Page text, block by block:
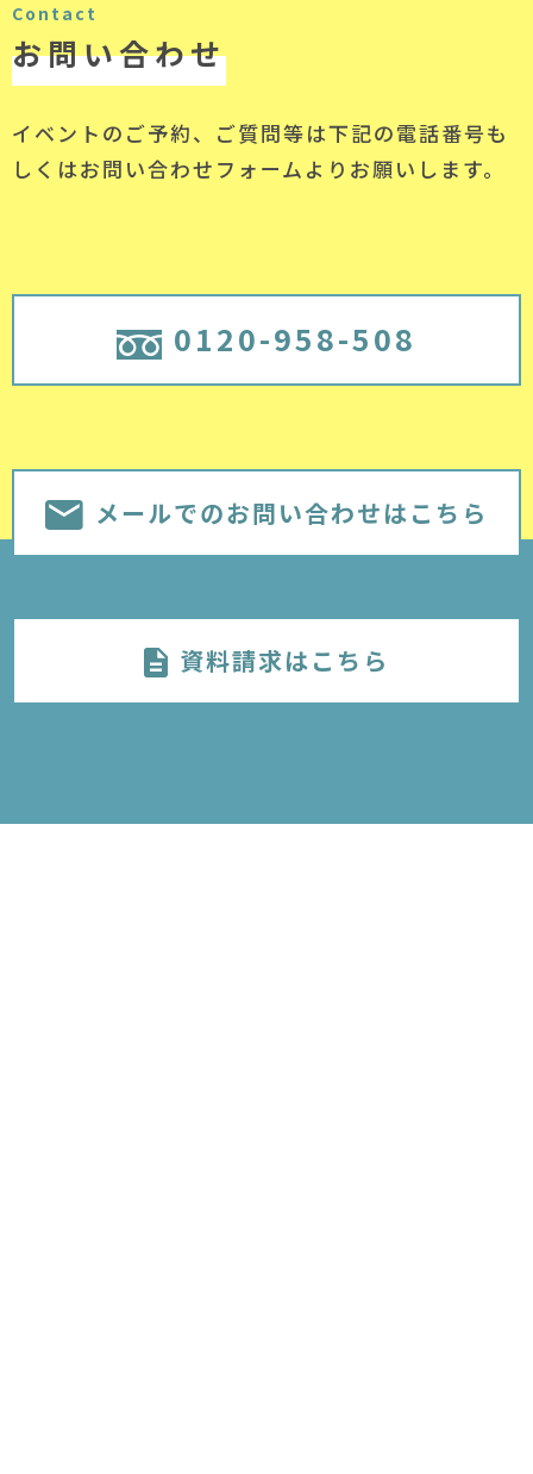
Contact
お問い合わせ
イベントのご予約、ご質問等は下記の電話番号も
しくはお問い合わせフォームよりお願いします。
0120-958-508
メールでのお問い合わせはこちら
資料請求はこちら